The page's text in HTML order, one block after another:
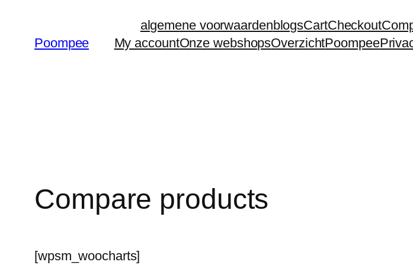
Poompee
algemene voorwaardenblogsCartCheckout
My accountOnze webshopsOverzichtPoompee
Compare products
[wpsm_woocharts]